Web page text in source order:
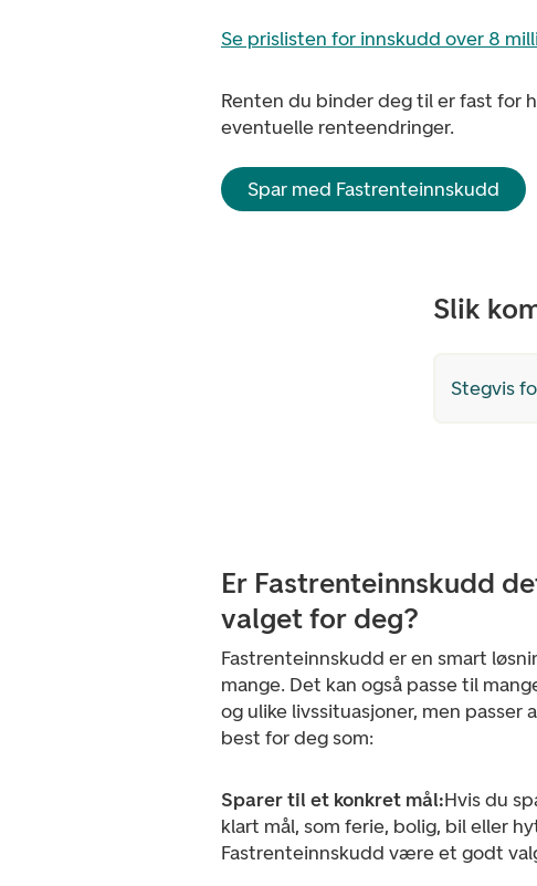
Se prislisten for innskudd over 8
Renten du binder deg til er fast for
eventuelle renteendringer.
Spar med Fastrenteinnskudd
Slik
Stegvis
Er Fastrenteinnskudd
valget for deg?
Fastrenteinnskudd er en smart
mange. Det kan også passe til
og ulike livssituasjoner, men passer
best for deg som:
Sparer til et konkret mål:Hvis du
klart mål, som ferie, bolig, bil eller
Fastrenteinnskudd være et godt